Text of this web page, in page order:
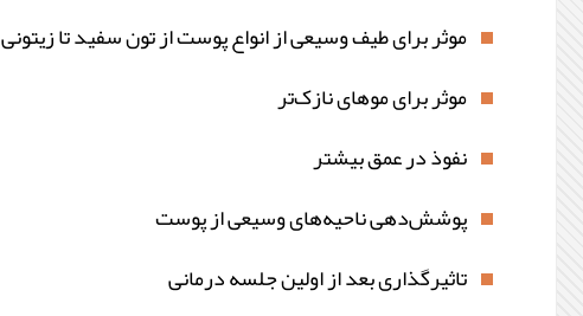
موثر برای طیف وسیعی از انواع پوست از تون سفید تا زیتونی
موثر برای موهای نازک‌تر
نفوذ در عمق بیشتر
پوشش‌دهی ناحیه‌های وسیعی از پوست
تاثیرگذاری بعد از اولین جلسه درمانی